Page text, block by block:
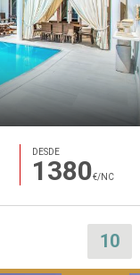
DESDE
1380€/NC
10